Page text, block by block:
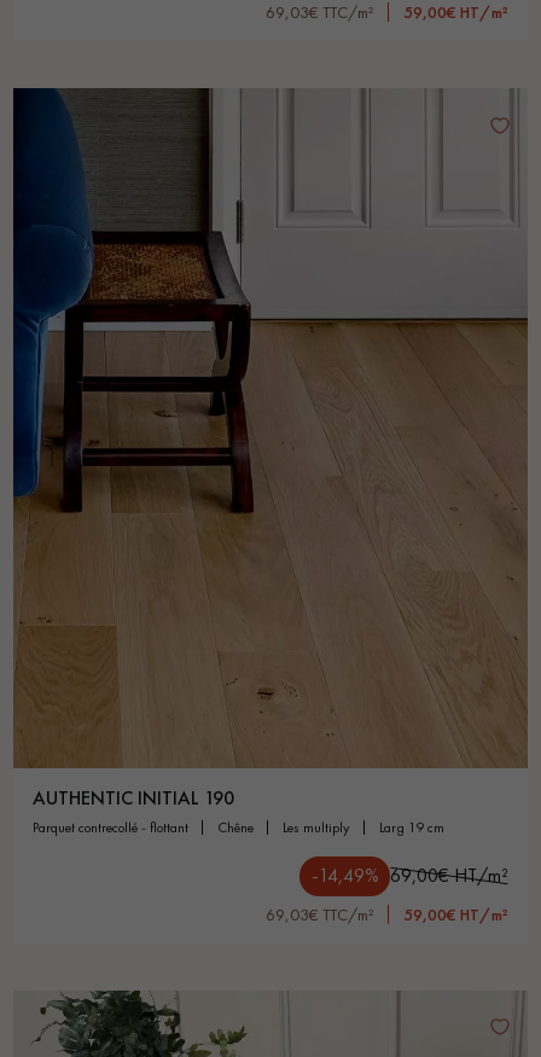
69,03€ TTC/m² 59,00€ HT/m²
AUTHENTIC INITIAL 190
parquet contrecollé - flottant chêne les multiply larg 19 cm
-14,49% 69,00€ HT/m²
69,03€ TTC/m² 59,00€ HT/m²